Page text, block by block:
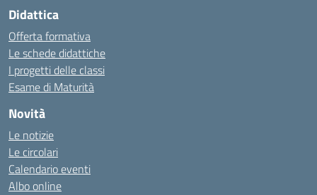
Didattica
Offerta formativa
Le schede didattiche
I progetti delle classi
Esame di Maturità
Novità
Le notizie
Le circolari
Calendario eventi
Albo online